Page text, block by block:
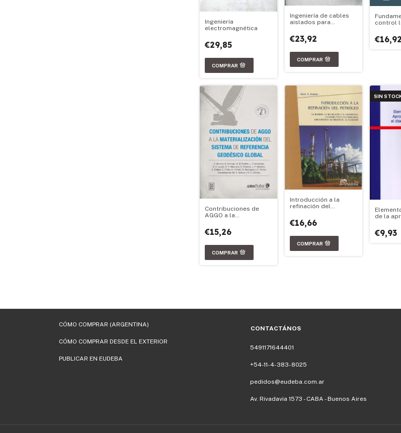
Ingeniería
electromagnética
€29,85
Ingeniería de cables
aislados para
energía eléctrica
€23,92
control
€16,92
Contribuciones de
AGGO a la
sistema de referencia
geodésico global
€15,26
Introducción a la
refinación del
€16,66
SIN
de la
diseño
filtros Fir
€9,93
CÓMO COMPRAR (ARGENTINA)
CÓMO COMPRAR DESDE EL EXTERIOR
PUBLICAR EN EUDEBA
CONTACTÁNOS
5491171644401
+54-11-4-383-8025
pedidos@eudeba.com.ar
Av. Rivadavia 1573 - CABA - Buenos Aires